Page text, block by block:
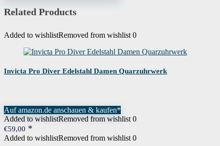
Related Products
Added to wishlistRemoved from wishlist 0
Invicta Pro Diver Edelstahl Damen Quarzuhrwerk
Auf amazon.de anschauen & kaufen*
Added to wishlistRemoved from wishlist 0
€59,00
Added to wishlistRemoved from wishlist 0